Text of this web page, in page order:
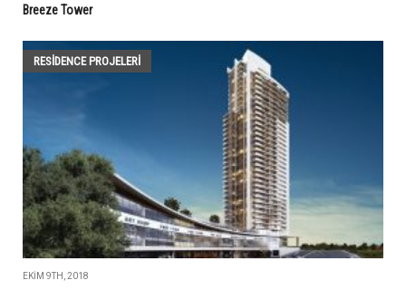
Breeze Tower
RESIDENCE PROJELERI
EKIM 9TH, 2018